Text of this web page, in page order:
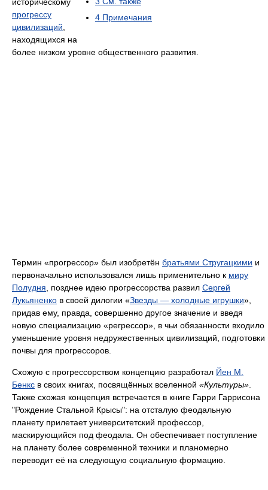
4 Примечания
прогрессу
цивилизаций
находящихся на
более низком уровне общественного развития.
Термин «прогрессор» был изобретён братьями Стругацкими и
первоначально использовался лишь применительно к миру
Полудня , позднее идею прогрессорства развил Сергей
Лукьяненко в своей дилогии «Звезды — холодные игрушки»,
придав ему, правда, совершенно другое значение и введя
новую специализацию «регрессор», в чьи обязанности входило
уменьшение уровня недружественных цивилизаций, подготовки
почвы для прогрессоров.
Схожую с прогрессорством концепцию разработал Йен М.
Бенкс в своих книгах, посвящённых вселенной «Культуры»
Также схожая концепция встречается в книге Гарри Гаррисона
"Рождение Стальной Крысы": на отсталую феодальную
планету прилетает университетский профессор,
маскирующийся под феодала. Он обеспечивает поступление
на планету более современной техники и планомерно
переводит её на следующую социальную формацию.